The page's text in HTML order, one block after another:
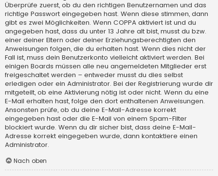
Überprüfe zuerst, ob du den richtigen Benutzernamen und das
richtige Passwort eingegeben hast. Wenn diese stimmen, dann
gibt es zwei Möglichkeiten. Wenn COPPA aktiviert ist und du
angegeben hast, dass du unter 13 Jahre alt bist, musst du bzw.
einer deiner Eltern oder deiner Erziehungsberechtigten den
Anweisungen folgen, die du erhalten hast. Wenn dies nicht der
Fall ist, muss dein Benutzerkonto vielleicht aktiviert werden. Bei
einigen Boards müssen alle neu angemeldeten Mitglieder erst
freigeschaltet werden – entweder musst du dies selbst
erledigen oder ein Administrator. Bei der Registrierung wurde dir
mitgeteilt, ob eine Aktivierung nötig ist oder nicht. Wenn du eine
E-Mail erhalten hast, folge den dort enthaltenen Anweisungen.
Ansonsten prüfe, ob du deine E-Mail-Adresse korrekt
eingegeben hast oder die E-Mail von einem Spam-Filter
blockiert wurde. Wenn du dir sicher bist, dass deine E-Mail-
Adresse korrekt eingegeben wurde, dann kontaktiere einen
Administrator.
Nach oben